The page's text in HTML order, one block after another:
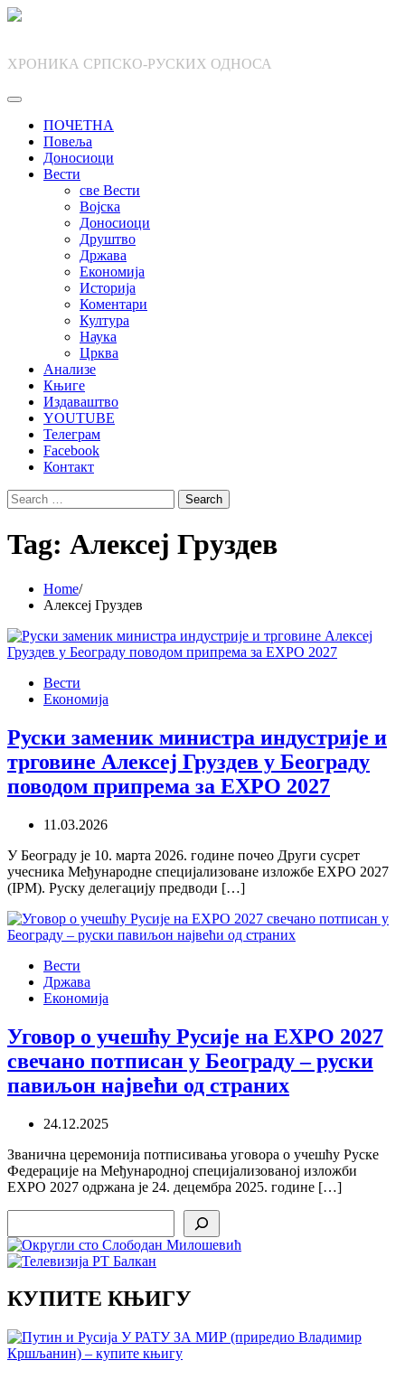
Skip
ХРОНИКА СРПСКО-РУСКИХ ОДНОСА
ПОЧЕТНА
Повеља
Доносиоци
Вести
све Вести
Војска
Доносиоци
Друштво
Држава
Економија
Историја
Коментари
Култура
Наука
Црква
Анализе
Књиге
Издаваштво
YOUTUBE
Телеграм
Facebook
Контакт
Search
for:
Tag: Алексеј Груздев
Home
Алексеј Груздев
Вести
Економија
Руски заменик министра индустрије и
трговине Алексеј Груздев у Београду
поводом припрема за ЕХРО 2027
11.03.2026
У Београду је 10. марта 2026. године почео Други сусрет
учесника Међународне специјализоване изложбе EXPO 2027
(IPM). Руску делегацију предводи […]
Вести
Држава
Економија
Уговор о учешћу Русије на EXPO 2027
свечано потписан у Београду – руски
павиљон највећи од страних
24.12.2025
Званична церемонија потписивања уговора о учешћу Руске
Федерације на Међународној специјализованој изложби
EXPO 2027 одржана је 24. децембра 2025. године […]
КУПИТЕ КЊИГУ